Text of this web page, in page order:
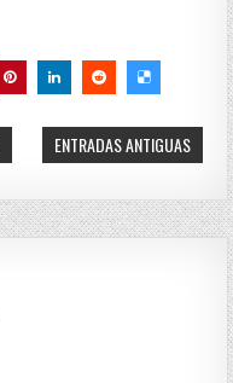
ENTRADAS ANTIGUAS